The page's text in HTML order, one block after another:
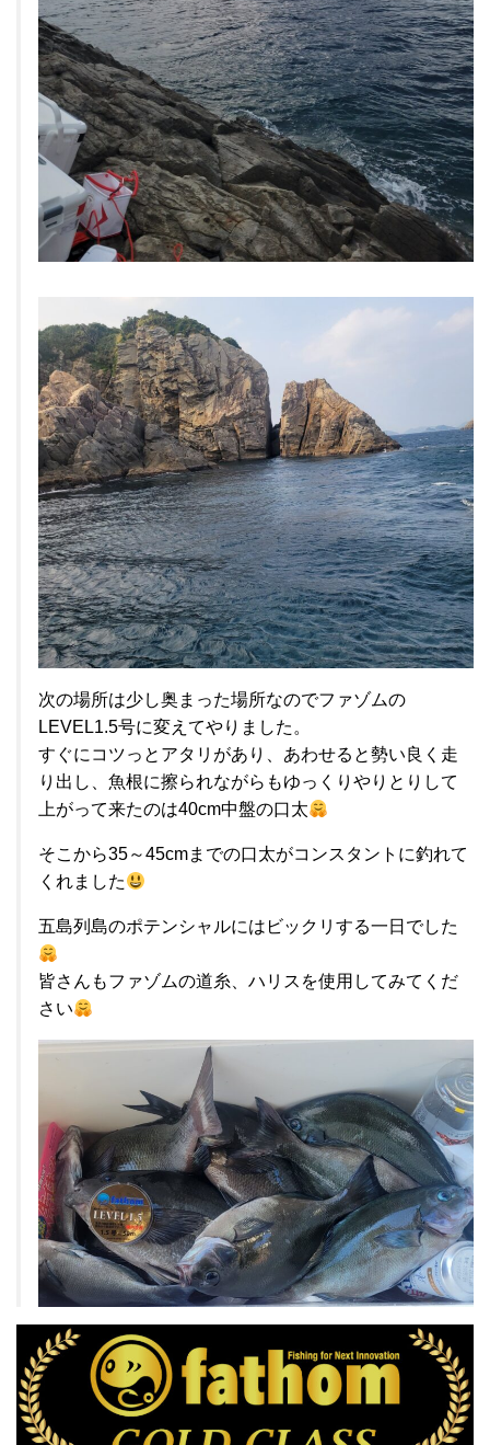
次の場所は少し奥まった場所なのでファゾムの
LEVEL1.5号に変えてやりました。
すぐにコツっとアタリがあり、あわせると勢い良く走
り出し、魚根に擦られながらもゆっくりやりとりして
上がって来たのは40cm中盤の口太
そこから35～45cmまでの口太がコンスタントに釣れて
くれました
五島列島のポテンシャルにはビックリする一日でした
皆さんもファゾムの道糸、ハリスを使用してみてくだ
さい